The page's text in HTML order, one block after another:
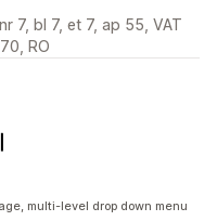
7, bl 7, et 7, ap 55, VAT
RO
multi-level drop down menu